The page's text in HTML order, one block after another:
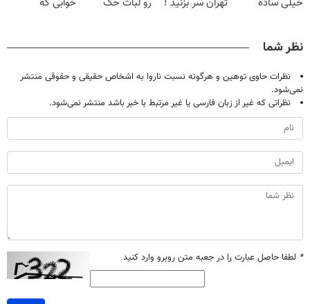
نظر شما
نظرات حاوی توهین و هرگونه نسبت ناروا به اشخاص حقیقی و حقوقی منتشر
نمی‌شود.
نظراتی که غیر از زبان فارسی یا غیر مرتبط با خبر باشد منتشر نمی‌شود.
* لطفا حاصل عبارت را در جعبه متن روبرو وارد کنید